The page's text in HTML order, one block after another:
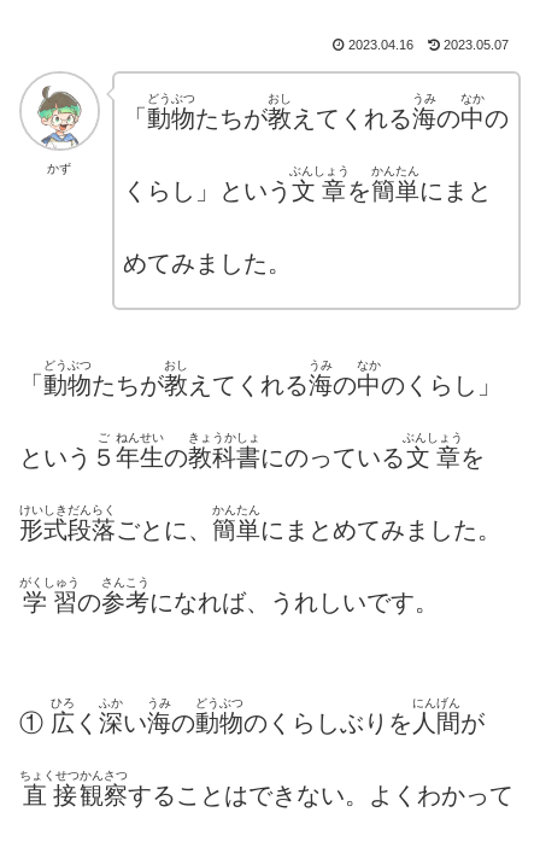
2023.04.16 2023.05.07
かず
「 動物
どうぶつ
たちが教
おし
えてくれる海
うみ
の中
なか
の
くらし」という 文章
ぶんしょう
を簡単
かんたん
にまと
めてみました。
「 動物
どうぶつ
たちが教
おし
えてくれる海
うみ
の中
なか
のくらし」
という ５
ご
年生
ねんせい
の教科書
きょうかしょ
にのっている文章
ぶんしょう
を
形式
けいしき
段
だん
落
らく
ごとに、 簡単
かんたん
にまとめてみました。
学習
がくしゅう
の参考
さんこう
になれば、うれしいです。
① 広
ひろ
く 深
ふか
い海
うみ
の動物
どうぶつ
のくらしぶりを 人間
にんげん
が
直接
ちょくせつ
観察
かんさつ
することはできない。よくわかって